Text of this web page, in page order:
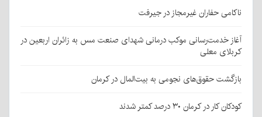
ناکامی حفاران غیرمجاز در جیرفت
آغاز خدمت‌رسانی موکب درمانی شهدای صنعت مس به زائران اربعین در
کربلای معلی
بازگشت حقوق‌های نجومی به بیت‌المال در کرمان
کودکان کار در کرمان ۳۰ درصد کمتر شدند